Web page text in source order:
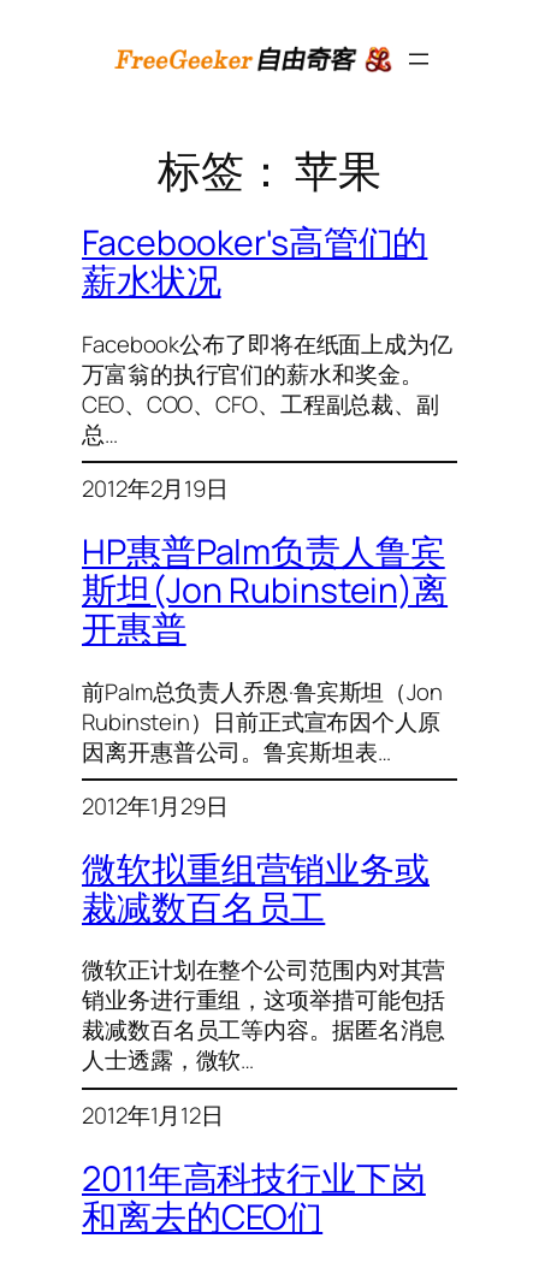
标签：苹果
Facebooker's高管们的
薪水状况
Facebook公布了即将在纸面上成为亿
万富翁的执行官们的薪水和奖金。
CEO、COO、CFO、工程副总裁、副
总…
2012年2月19日
HP惠普Palm负责人鲁宾
斯坦(Jon Rubinstein)离
开惠普
前Palm总负责人乔恩·鲁宾斯坦（Jon
Rubinstein）日前正式宣布因个人原
因离开惠普公司。鲁宾斯坦表…
2012年1月29日
微软拟重组营销业务或
裁减数百名员工
微软正计划在整个公司范围内对其营
销业务进行重组，这项举措可能包括
裁减数百名员工等内容。据匿名消息
人士透露，微软…
2012年1月12日
2011年高科技行业下岗
和离去的CEO们